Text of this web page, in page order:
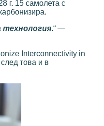
г. 15 самолета с
технология.“ —
Interconnectivity in
това и в